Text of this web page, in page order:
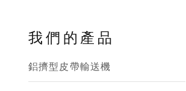
我們的產品
鋁擠型皮帶輸送機